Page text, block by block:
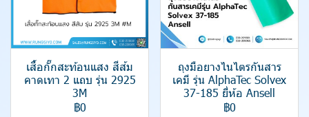
เสื้อกั๊กสะท้อนแสง สีส้ม
คาดเทา 2 แถบ รุ่น 2925
3M
฿0
ถุงมือยางไนไตรกันสาร
เคมี รุ่น AlphaTec Solvex
37-185 ยี่ห้อ Ansell
฿0